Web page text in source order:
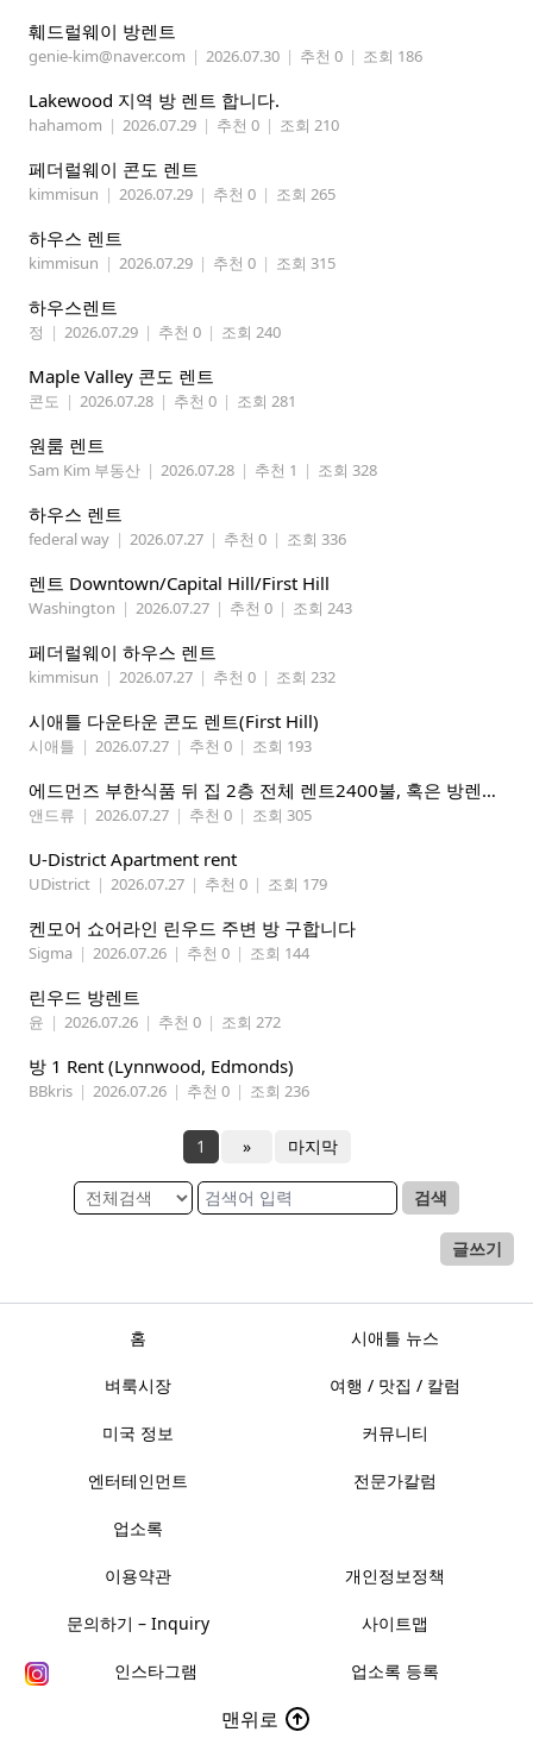
훼드럴웨이 방렌트
genie-kim@naver.com | 2026.07.30 | 추천 0 | 조회 186
Lakewood 지역 방 렌트 합니다.
hahamom | 2026.07.29 | 추천 0 | 조회 210
페더럴웨이 콘도 렌트
kimmisun | 2026.07.29 | 추천 0 | 조회 265
하우스 렌트
kimmisun | 2026.07.29 | 추천 0 | 조회 315
하우스렌트
정 | 2026.07.29 | 추천 0 | 조회 240
Maple Valley 콘도 렌트
콘도 | 2026.07.28 | 추천 0 | 조회 281
원룸 렌트
Sam Kim 부동산 | 2026.07.28 | 추천 1 | 조회 328
하우스 렌트
federal way | 2026.07.27 | 추천 0 | 조회 336
렌트 Downtown/Capital Hill/First Hill
Washington | 2026.07.27 | 추천 0 | 조회 243
페더럴웨이 하우스 렌트
kimmisun | 2026.07.27 | 추천 0 | 조회 232
시애틀 다운타운 콘도 렌트(First Hill)
시애틀 | 2026.07.27 | 추천 0 | 조회 193
에드먼즈 부한식품 뒤 집 2층 전체 렌트2400불, 혹은 방렌트 800불*2개, 마스터베드 950불. 방 3개 중에 골라 쓰세요!
앤드류 | 2026.07.27 | 추천 0 | 조회 305
U-District Apartment rent
UDistrict | 2026.07.27 | 추천 0 | 조회 179
켄모어 쇼어라인 린우드 주변 방 구합니다
Sigma | 2026.07.26 | 추천 0 | 조회 144
린우드 방렌트
윤 | 2026.07.26 | 추천 0 | 조회 272
방 1 Rent (Lynnwood, Edmonds)
BBkris | 2026.07.26 | 추천 0 | 조회 236
1 » 마지막
검색
글쓰기
홈 시애틀 뉴스
벼룩시장 여행 / 맛집 / 칼럼
미국 정보 커뮤니티
엔터테인먼트 전문가칼럼
업소록
이용약관 개인정보정책
문의하기 – Inquiry 사이트맵
인스타그램 업소록 등록
맨위로